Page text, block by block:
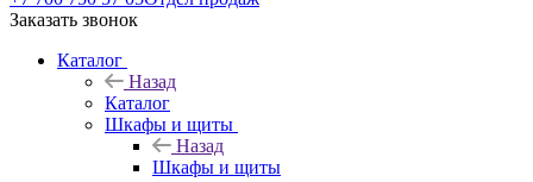
Заказать звонок
Каталог
Назад
Каталог
Шкафы и щиты
Назад
Шкафы и щиты